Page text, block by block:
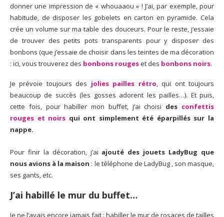
donner une impression de « whouaaou » ! J’ai, par exemple, pour
habitude, de disposer les gobelets en carton en pyramide. Cela
crée un volume sur ma table des douceurs. Pour le reste, j’essaie
de trouver des petits pots transparents pour y disposer des
bonbons (que j’essaie de choisir dans les teintes de ma décoration
: ici, vous trouverez des bonbons rougeset des bonbons noirs.
Je prévoie toujours des jolies pailles rétro, qui ont toujours
beaucoup de succès (les gosses adorent les pailles…). Et puis,
cette fois, pour habiller mon buffet, j’ai choisi des confettis
rouges et noirs qui ont simplement été éparpillés sur la
nappe.
Pour finir la décoration, j’ai ajouté des jouets LadyBug que
nous avions à la maison : le téléphone de LadyBug , son masque,
ses gants, etc.
J’ai habillé le mur du buffet…